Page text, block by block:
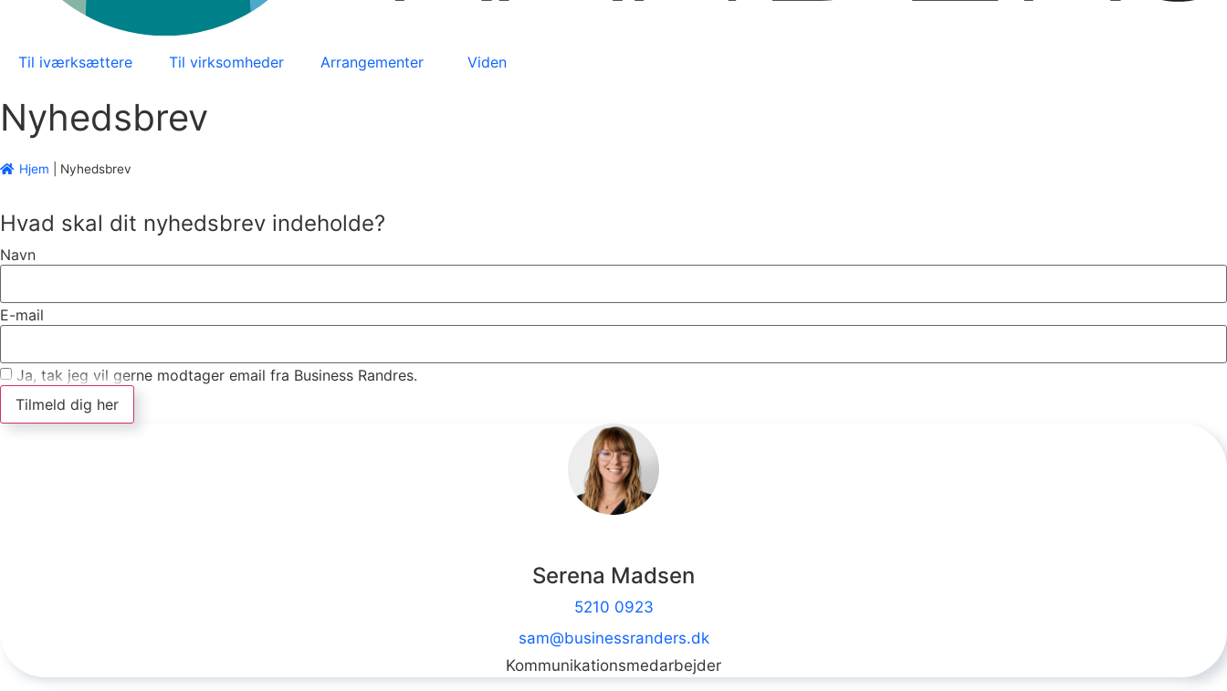
Til iværksættere Til virksomheder Arrangementer Viden
Nyhedsbrev
Hjem Nyhedsbrev
Hvad skal dit nyhedsbrev indeholde?
Navn
E-mail
Ja, tak jeg vil gerne modtager email fra Business Randres.
Tilmeld dig her
Serena Madsen
5210 0923
sam@businessranders.dk
Kommunikationsmedarbejder